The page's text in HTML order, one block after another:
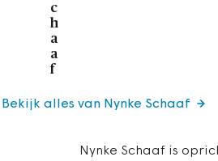
c
h
a
a
f
Nynke Schaaf is
Bekijk alles van Nynke Schaaf